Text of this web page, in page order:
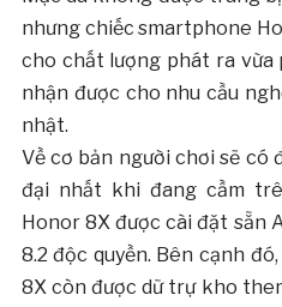
nhưng chiếc smartphone
cho chất lượng phát ra vừa
nhận được cho nhu cầu
nhật.
Về cơ bản người chơi sẽ có
đại nhất khi đang cầm
Honor 8X được cài đặt sẵn
8.2 độc quyền. Bên cạnh
8X còn được dữ trự kho